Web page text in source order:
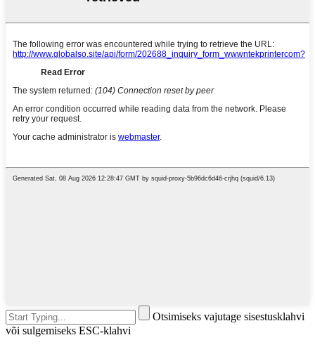
Otsimiseks vajutage sisestusklahvi
või sulgemiseks ESC-klahvi